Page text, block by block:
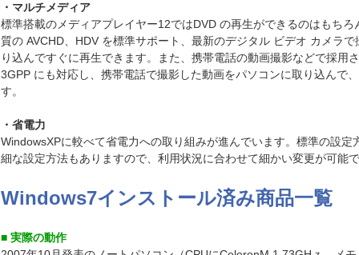
・マルチメディア
標準搭載のメディアプレイヤー12ではDVD の再生ができるのはもちろ
質の AVCHD、HDV を標準サポート、最新のデジタル ビデオ カメラ
り込んですぐに再生できます。また、携帯電話の動画撮影などで採用
3GPP にも対応し、携帯電話で撮影した動画をパソコンに取り込んで
す。
・省電力
WindowsXPに較べて省電力への取り組みが進んでいます。標準の設定
細な設定方法もありますので、利用状況に合わせて細かい変更が可能
Windows7インストール済み商品一覧
■ 実際の動作